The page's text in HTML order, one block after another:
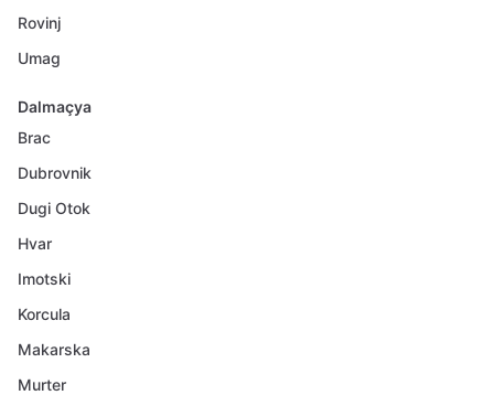
Rovinj
Umag
Dalmaçya
Brac
Dubrovnik
Dugi Otok
Hvar
Imotski
Korcula
Makarska
Murter